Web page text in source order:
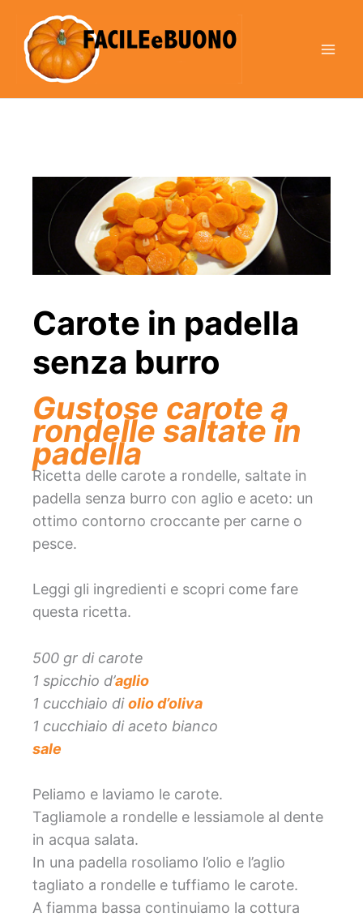
contenuto
Carote in padella
senza burro
Gustose carote a
rondelle saltate in
padella
Ricetta delle carote a rondelle, saltate in
padella senza burro con aglio e aceto: un
ottimo contorno croccante per carne o
pesce.
Leggi gli ingredienti e scopri come fare
questa ricetta.
500 gr di carote
1 spicchio d’aglio
1 cucchiaio diolio d’oliva
1 cucchiaio di aceto bianco
sale
Peliamo e laviamo le carote.
Tagliamole a rondelle e lessiamole al dente
in acqua salata.
In una padella rosoliamo l’olio e l’aglio
tagliato a rondelle e tuffiamo le carote.
A fiamma bassa continuiamo la cottura